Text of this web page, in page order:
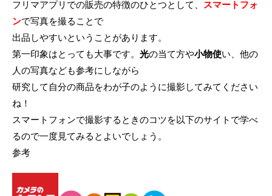
フリマアプリでの販売の特徴のひとつとして、
スマートフォ
ンで写真を撮ることで
出品しやすいということがあります。
第一印象はとっても大事です。 光の当て方や小物使い、他の
人の写真なども参考にしながら
研究して自分の商品をわが子のように撮影してみてください
ね！
スマートフォンで撮影するときのコツを以下のサイトで学べ
るので一度見てみるとよいでしょう。
参考